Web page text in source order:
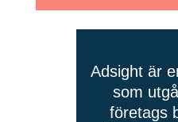
Adsight är
som
företags